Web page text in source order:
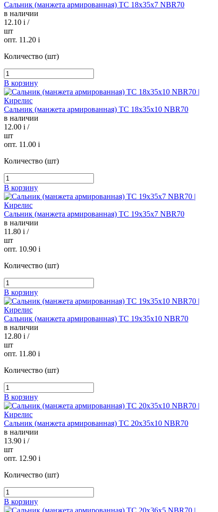
Сальник (манжета армированная) TC 18х35х7 NBR70
в наличии
12.10 i /
шт
опт. 11.20 i
Количество (шт)
В корзину
Сальник (манжета армированная) TC 18х35х10 NBR70
в наличии
12.00 i /
шт
опт. 11.00 i
Количество (шт)
В корзину
Сальник (манжета армированная) TC 19х35х7 NBR70
в наличии
11.80 i /
шт
опт. 10.90 i
Количество (шт)
В корзину
Сальник (манжета армированная) TC 19х35х10 NBR70
в наличии
12.80 i /
шт
опт. 11.80 i
Количество (шт)
В корзину
Сальник (манжета армированная) TC 20х35х10 NBR70
в наличии
13.90 i /
шт
опт. 12.90 i
Количество (шт)
В корзину